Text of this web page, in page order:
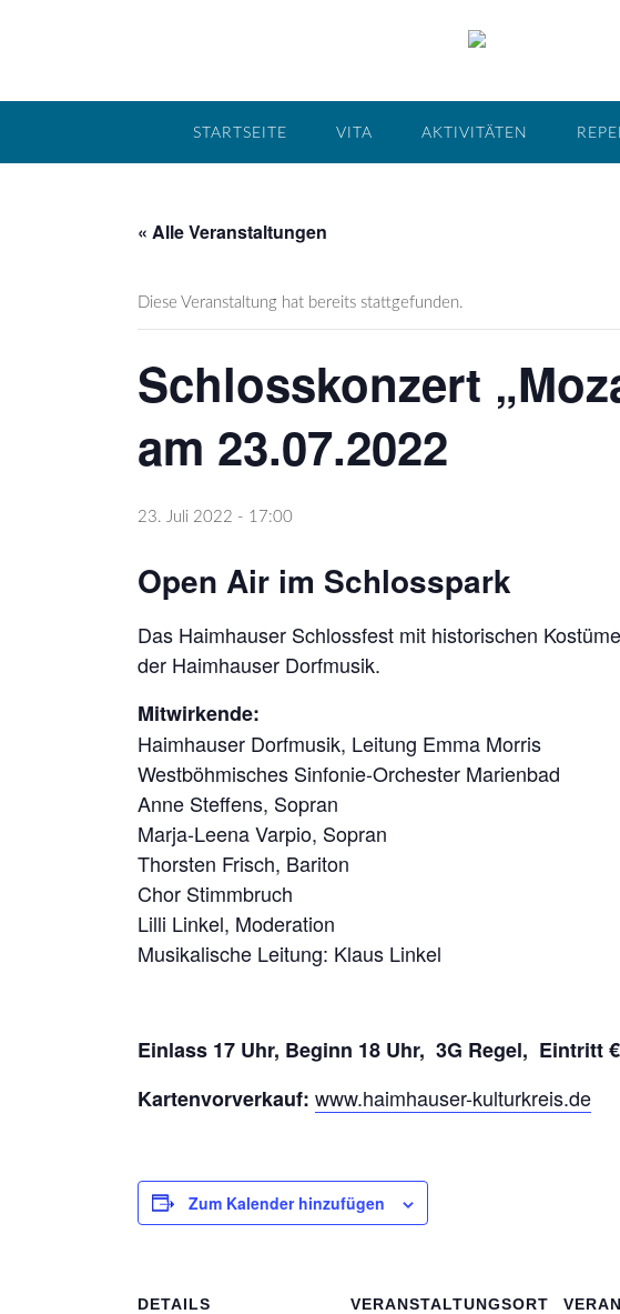
STARTSEITE VITA AKTIVITÄTEN
« Alle Veranstaltungen
Diese Veranstaltung hat bereits stattgefunden.
Schlosskonzert
am 23.07.2022
23. Juli 2022 - 17:00
Open Air im Schlosspark
Das Haimhauser Schlossfest mit historischen
der Haimhauser Dorfmusik.
Mitwirkende:
Haimhauser Dorfmusik, Leitung Emma Morris
Westböhmisches Sinfonie-Orchester Marienbad
Anne Steffens, Sopran
Marja-Leena Varpio, Sopran
Thorsten Frisch, Bariton
Chor Stimmbruch
Lilli Linkel, Moderation
Musikalische Leitung: Klaus Linkel
Einlass 17 Uhr, Beginn 18 Uhr, 3G Regel, Eintritt
Kartenvorverkauf: www.haimhauser-kulturkreis.de
Zum Kalender hinzufügen
DETAILS VERANSTALTUNGSORT